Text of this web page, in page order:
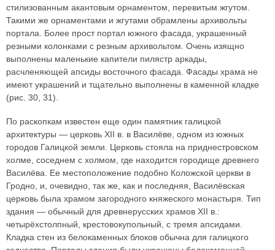
стилизованным акантовым орнаментом, перевитым жгутом.
Такими же орнаментами и жгутами обрамлены архивольты
портала. Более прост портал южного фасада, украшенный
резными колонками с резным архивольтом. Очень изящно
выполнены маленькие капители пилястр аркады,
расчленяющей апсиды восточного фасада. Фасады храма не
имеют украшений и тщательно выполнены в каменной кладке
(рис. 30, 31).
По раскопкам известен еще один памятник галицкой
архитектуры — церковь XII в. в Василёве, одном из южных
городов Галицкой земли. Церковь стояла на приднестровском
холме, соседнем с холмом, где находится городище древнего
Василёва. Ее местоположение подобно Коложской церкви в
Гродно, и, очевидно, так же, как и последняя, Василёвская
церковь была храмом загородного княжеского монастыря. Тип
здания — обычный для древнерусских храмов XII в.:
четырёхстолпный, крестовокупольный, с тремя апсидами.
Кладка стен из белокаменных блоков обычна для галицкого